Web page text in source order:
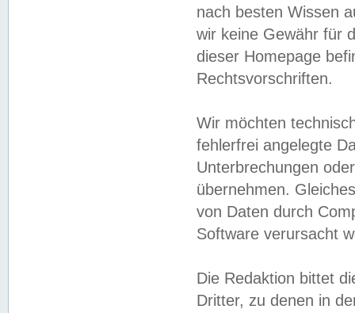
nach besten Wissen
wir keine Gewähr für
dieser Homepage
Rechtsvorschriften.
Wir möchten
fehlerfrei angelegte
Unterbrechungen
übernehmen.
von Daten durch
Software verursacht
Die Redaktion bittet
Dritter, zu denen in